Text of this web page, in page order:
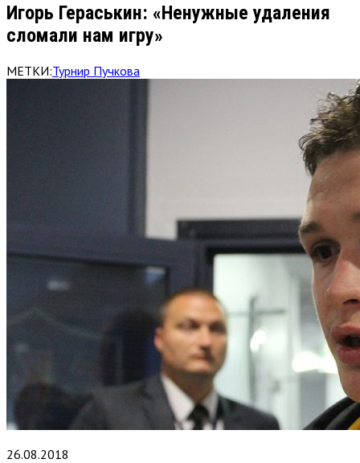
Игорь Гераськин: «Ненужные удаления
сломали нам игру»
МЕТКИ:Турнир Пучкова
26.08.2018